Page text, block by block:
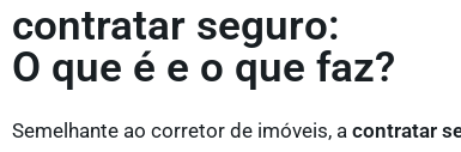
contratar seguro:
O que é e o que faz?
Semelhante ao corretor de imóveis, a contratar